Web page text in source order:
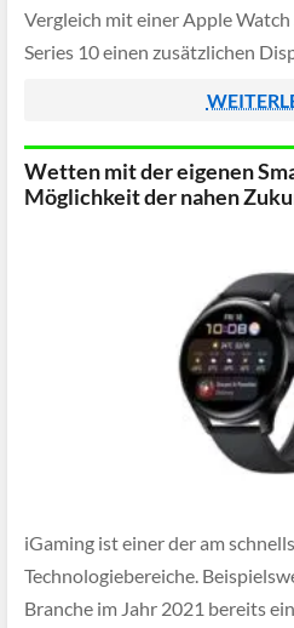
Vergleich mit einer Apple
Series 10 einen zusätzlichen
Wetten mit der eigenen
Möglichkeit der nahen
iGaming ist einer der am
Technologiebereiche.
Branche im Jahr 2021 bereits